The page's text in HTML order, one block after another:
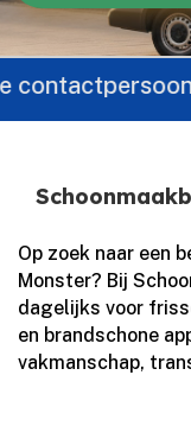
-
Op zoek naar een
Monster? Bij
dagelijks voor
en brandschone
vakmanschap,